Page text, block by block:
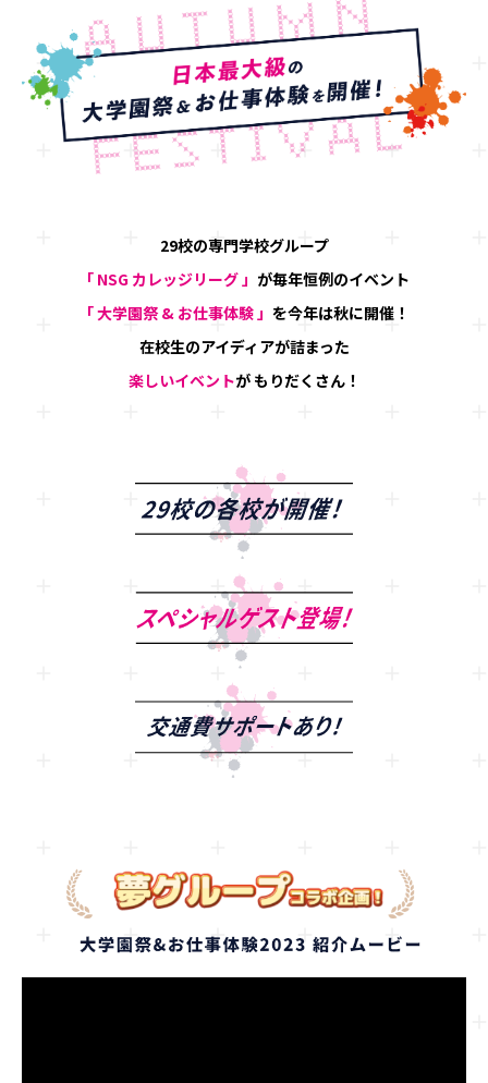
29校の専門学校グループ
「 NSG カレッジリーグ 」 が毎年恒例のイベント
「 大学園祭 & お仕事体験 」 を今年は秋に開催！
在校生のアイディアが詰まった
楽しいイベントがもりだくさん！